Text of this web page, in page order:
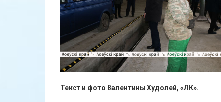
Текст и фото Валентины Худолей, «ЛК».